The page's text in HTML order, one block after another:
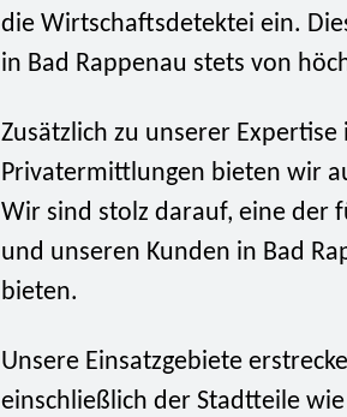
die Wirtschaftsdetektei ein.
in Bad Rappenau stets von
Zusätzlich zu unserer
Privatermittlungen bieten wir
Wir sind stolz darauf, eine der
und unseren Kunden in Bad
bieten.
Unsere Einsatzgebiete
einschließlich der Stadtteile